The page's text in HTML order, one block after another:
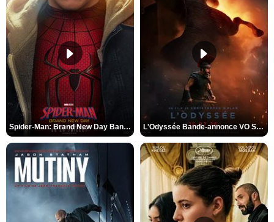
Spider-Man: Brand New Day Bande-annonce VO STFR L'Odyssée Bande-annonce VO STFR